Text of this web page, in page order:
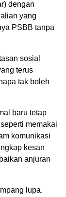
dengan
yang
PSBB tanpa
sosial
terus
tak boleh
baru tetap
memakai
komunikasi
kesan
anjuran
lupa.